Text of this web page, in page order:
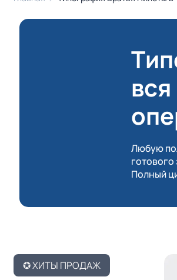
Любую
готового
Полный
✪ ХИТЫ ПРОДАЖ